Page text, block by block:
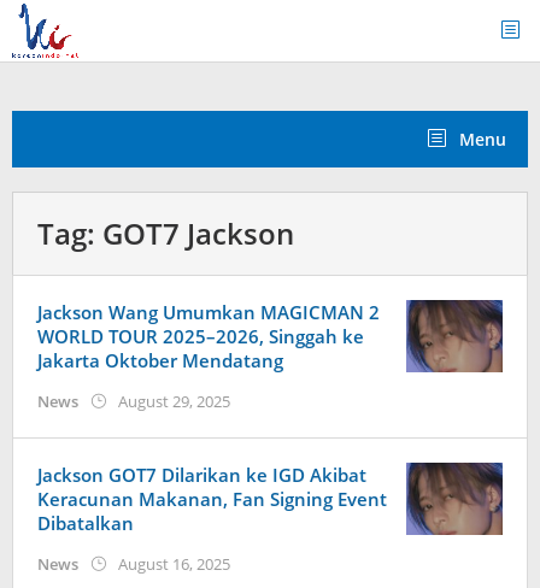
Skip
content
Menu
Tag: GOT7 Jackson
Jackson Wang Umumkan MAGICMAN 2
WORLD TOUR 2025–2026, Singgah ke
Jakarta Oktober Mendatang
News August 29, 2025by
Jackson GOT7 Dilarikan ke IGD Akibat
Keracunan Makanan, Fan Signing Event
Dibatalkan
News August 16, 2025by